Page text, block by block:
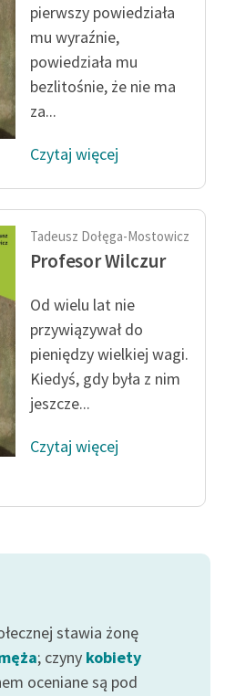
pierwszy powiedziała
mu wyraźnie,
powiedziała mu
bezlitośnie, że nie ma
za...
Czytaj więcej
Tadeusz Dołęga-Mostowicz
Profesor Wilczur
Od wielu lat nie
przywiązywał do
pieniędzy wielkiej wagi.
Kiedyś, gdy była z nim
jeszcze...
Czytaj więcej
stawia żonę
; czyny kobiety
oceniane są pod